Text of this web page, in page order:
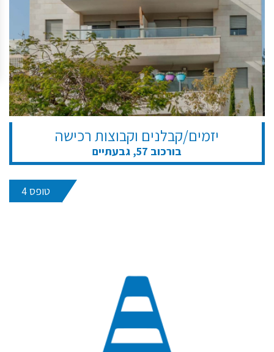
יזמים/קבלנים וקבוצות רכישה
בורכוב 57, גבעתיים
טופס 4